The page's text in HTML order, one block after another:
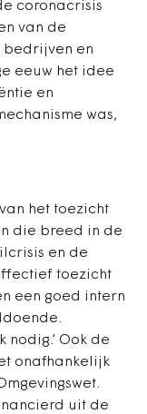
coronacrisis
van de
bedrijven en
eeuw het idee
en
was,
het toezicht
die breed in de
en de
toezicht
een goed intern
Ook de
onafhankelijk
uit de